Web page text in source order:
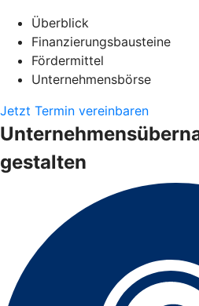
Überblick
Finanzierungsbausteine
Fördermittel
Unternehmensbörse
Jetzt Termin vereinbaren
gestalten